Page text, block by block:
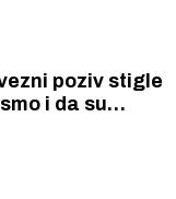
poziv stigle
i da su